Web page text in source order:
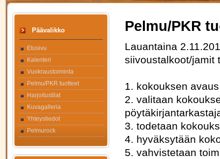
Päävalikko
Etusivu
Kalenteri
Vuokraustoiminta
Pelmu/PKR tuotteet
Harjoitustilat
Kuvagalleria
Yhteystiedot
Pelmurock
Pelmu/PKR
Lauantaina
siivoustalkoot/jamit
1. kokouksen avaus
2. valitaan
3. todetaan
4. hyväksytään
5. vahvistetaan